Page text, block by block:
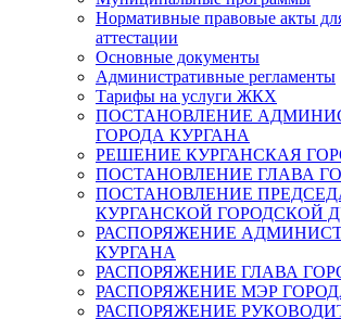
Нормативные правовые акты
аттестации
Основные документы
Административные регламенты
Тарифы на услуги ЖКХ
ПОСТАНОВЛЕНИЕ
ГОРОДА КУРГАНА
РЕШЕНИЕ КУРГАНСКАЯ
ПОСТАНОВЛЕНИЕ ГЛАВА
ПОСТАНОВЛЕНИЕ
КУРГАНСКОЙ ГОРОДСКОЙ
РАСПОРЯЖЕНИЕ
КУРГАНА
РАСПОРЯЖЕНИЕ ГЛАВА
РАСПОРЯЖЕНИЕ МЭР
РАСПОРЯЖЕНИЕ